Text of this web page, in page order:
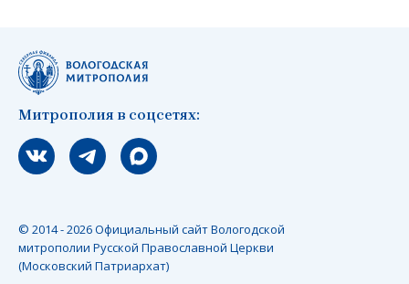
Митрополия в соцсетях:
Мы вконтакте
Мы в telegram
Мы в Макс
© 2014 - 2026 Официальный сайт Вологодской
митрополии Русской Православной Церкви
(Московский Патриархат)